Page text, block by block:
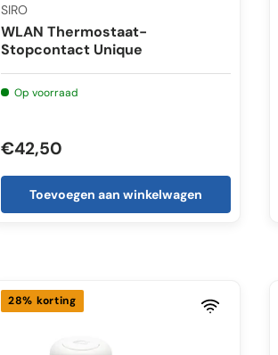
SIRO
WLAN Thermostaat-
Stopcontact Unique
Op voorraad
€42,50
Toevoegen aan winkelwagen
28% korting